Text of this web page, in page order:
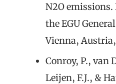
N2O emissions.
the EGU
Vienna,
Conroy, P., van
Leijen, F.J., &